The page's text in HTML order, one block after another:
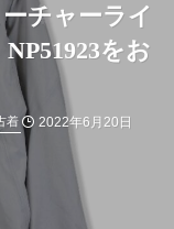
チャーライ
をお
着 2022年6月20日